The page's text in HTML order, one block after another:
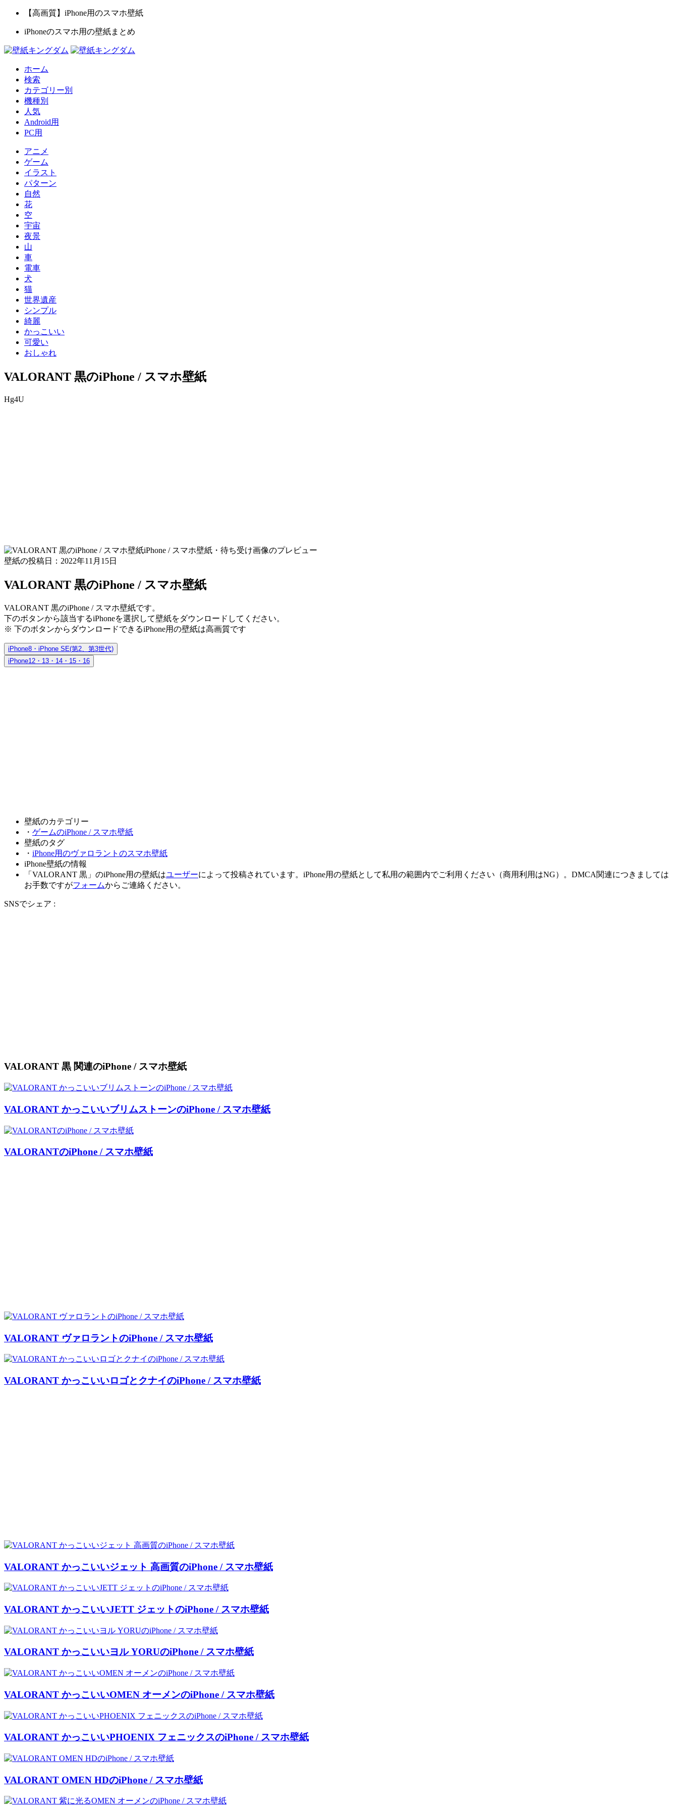
【高画質】iPhone用のスマホ壁紙
iPhoneのスマホ用の壁紙まとめ
ホーム
検索
カテゴリー別
機種別
人気
Android用
PC用
アニメ
ゲーム
イラスト
パターン
自然
花
空
宇宙
夜景
山
車
電車
犬
猫
世界遺産
シンプル
綺麗
かっこいい
可愛い
おしゃれ
VALORANT 黒のiPhone / スマホ壁紙
Hg4U
iPhone / スマホ壁紙・待ち受け画像のプレビュー
壁紙の投稿日：2022年11月15日
VALORANT 黒のiPhone / スマホ壁紙
VALORANT 黒のiPhone / スマホ壁紙です。
下のボタンから該当するiPhoneを選択して壁紙をダウンロードしてください。
※ 下のボタンからダウンロードできるiPhone用の壁紙は高画質です
iPhone8・iPhone SE(第2、第3世代)
iPhone12・13・14・15・16
壁紙のカテゴリー
・ ゲームのiPhone / スマホ壁紙
壁紙のタグ
・ iPhone用のヴァロラントのスマホ壁紙
iPhone壁紙の情報
「VALORANT 黒」のiPhone用の壁紙はユーザーによって投稿されています。iPhone用の壁紙として私用の範囲内でご利用ください（商用利用はNG）。DMCA関連につきましては
お手数ですがフォームからご連絡ください。
SNSでシェア :
VALORANT 黒 関連のiPhone / スマホ壁紙
VALORANT かっこいいブリムストーンのiPhone / スマホ壁紙
VALORANTのiPhone / スマホ壁紙
VALORANT ヴァロラントのiPhone / スマホ壁紙
VALORANT かっこいいロゴとクナイのiPhone / スマホ壁紙
VALORANT かっこいいジェット 高画質のiPhone / スマホ壁紙
VALORANT かっこいいJETT ジェットのiPhone / スマホ壁紙
VALORANT かっこいいヨル YORUのiPhone / スマホ壁紙
VALORANT かっこいいOMEN オーメンのiPhone / スマホ壁紙
VALORANT かっこいいPHOENIX フェニックスのiPhone / スマホ壁紙
VALORANT OMEN HDのiPhone / スマホ壁紙